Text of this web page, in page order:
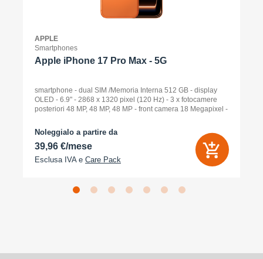
APPLE
Smartphones
Apple iPhone 17 Pro Max - 5G
smartphone - dual SIM /Memoria Interna 512 GB - display
OLED - 6.9" - 2868 x 1320 pixel (120 Hz) - 3 x fotocamere
posteriori 48 MP, 48 MP, 48 MP - front camera 18 Megapixel -
Noleggialo a partire da
39,96 €/mese
Esclusa IVA e Care Pack